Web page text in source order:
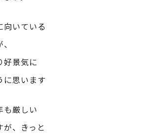
向いている
好景気に
に思います
も厳しい
、きっと